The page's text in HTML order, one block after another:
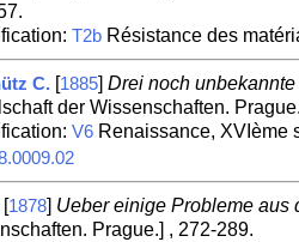
T2bRésistance des
C. [1885] Drei noch
der Wissenschaften.
V6Renaissance, XVIème
[1878] Ueber einige Probleme aus
Prague.] , 272-289.